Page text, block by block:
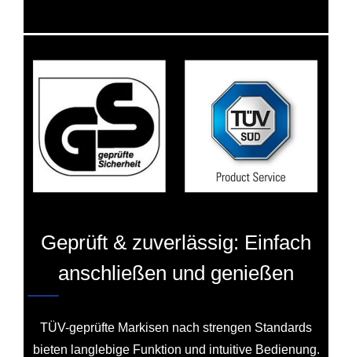
Geprüft & zuverlässig: Einfach
anschließen und genießen
TÜV-geprüfte Markisen nach strengen Standards
bieten langlebige Funktion und intuitive Bedienung.